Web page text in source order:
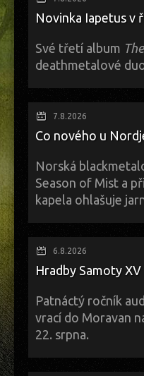
přivítá Necreona také
rámci seznamu skladeb).
A dál? Třeba zde --->
Novinka Iapetus v
Své třetí album
deathmetalové
Erni z Eluveitie a několik
(Caelestra).
...The Mother Void je
určeném ke zničení. Je to
napětí mezi smrtelnou
7.8.2026
Co nového u
Norská
Season of Mist a
kapela ohlašuje
doprovodí kapely
Další info:
6.8.2026
Hradby Samoty XV
Patnáctý ročník
vrací do Moravan
22. srpna.